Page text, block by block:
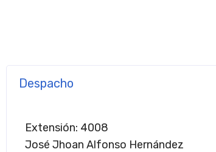
Despacho
Extensión: 4008
José Jhoan Alfonso Hernández